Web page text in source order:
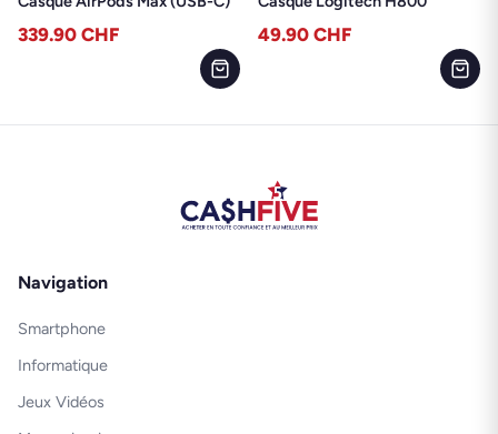
339.90 CHF 49.90 CHF
Navigation
Smartphone
Informatique
Jeux Vidéos